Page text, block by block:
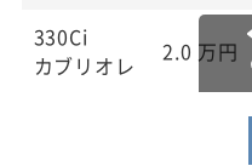
330Ci
カブリオレ
2.0 万円